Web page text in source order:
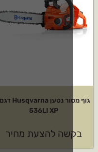
גוף מסור נטען Husqvarna דגם:
536LI XP
להצעת מחיר